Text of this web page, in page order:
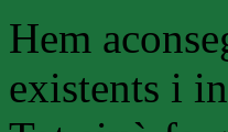
Hem
existents i